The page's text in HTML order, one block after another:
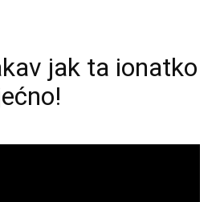
jak ta ionatko